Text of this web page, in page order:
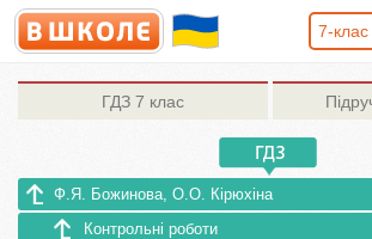
7-клас
ГДЗ 7 клас
Ф.Я. Божинова, О.О. Кірюхіна
Контрольні роботи